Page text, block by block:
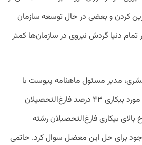
کردن و بعضی در حال توسعه سازمان
تمام دنیا گردش نیروی در سازمان‌ها کمتر
مدیر مسئول ماهنامه پیوست با
اشاره به آمار مرکز آمار در مورد بیکاری ۴۳ درصد فارغ‌التحصیلان
بیکاری فارغ‌التحصیلان رشته
برای حل این معضل سوال کرد. حاتمی